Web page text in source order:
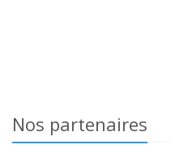
Nos partenaires